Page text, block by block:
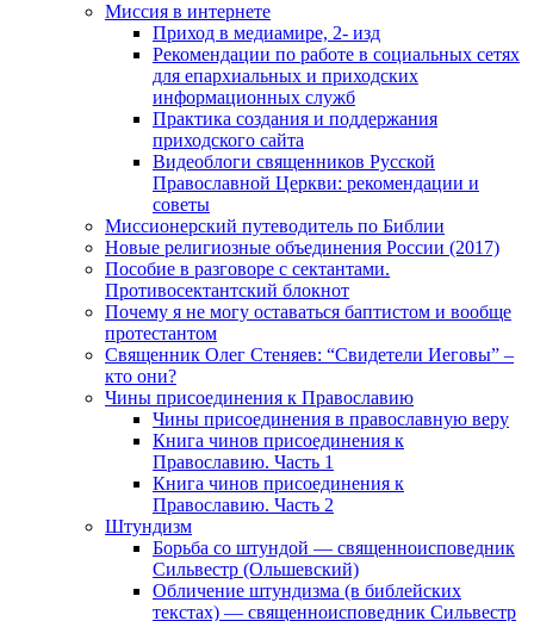
Миссия в интернете
Приход в медиамире, 2- изд
Рекомендации по работе в социальных сетях
для епархиальных и приходских
информационных служб
Практика создания и поддержания
приходского сайта
Видеоблоги священников Русской
Православной Церкви: рекомендации и
советы
Миссионерский путеводитель по Библии
Новые религиозные объединения России (2017)
Пособие в разговоре с сектантами.
Противосектантский блокнот
Почему я не могу оставаться баптистом и вообще
протестантом
Священник Олег Стеняев: “Свидетели Иеговы” –
кто они?
Чины присоединения к Православию
Чины присоединения в православную веру
Книга чинов присоединения к
Православию. Часть 1
Книга чинов присоединения к
Православию. Часть 2
Штундизм
Борьба со штундой — священноисповедник
Сильвестр (Ольшевский)
Обличение штундизма (в библейских
текстах) — священноисповедник Сильвестр